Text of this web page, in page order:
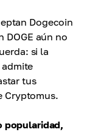
Dogecoin
aún no
si la
tus
Cryptomus.
popularidad,